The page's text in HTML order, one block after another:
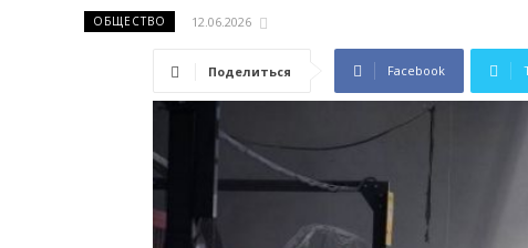
ОБЩЕСТВО 12.06.2026
Поделиться Facebook